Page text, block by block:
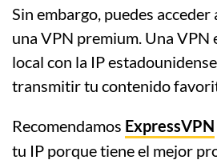
Sin embargo, puedes
una VPN premium. Una VPN
local con la IP
transmitir tu contenido
Recomendamos ExpressVPN
tu IP porque tiene el mejor